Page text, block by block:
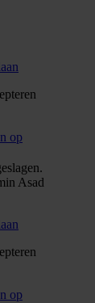
op
Asad
op